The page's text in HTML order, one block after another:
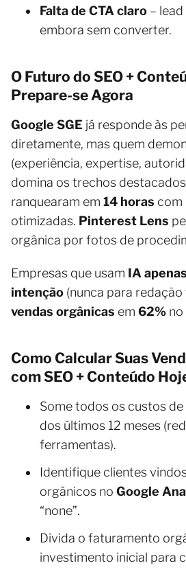
Falta de CTA claro –
embora sem converter.
O Futuro do SEO +
Prepare-se Agora
Google SGE já responde às
diretamente, mas quem
(experiência, expertise,
domina os trechos
ranquearam em 14 horas com
otimizadas. Pinterest Lens
orgânica por fotos de
Empresas que usam IA
intenção (nunca para
vendas orgânicas em 62% no
Como Calcular Suas
com SEO + Conteúdo
Some todos os custos de
dos últimos 12 meses
ferramentas).
Identifique clientes
orgânicos no Google
“none”.
Divida o faturamento
investimento inicial para